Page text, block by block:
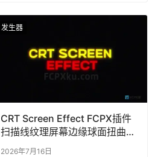
发生器
CRT Screen Effect FCPX插件
扫描线纹理屏幕边缘球面扭曲
RGB色散轻微闪烁‌
2026年7月16日